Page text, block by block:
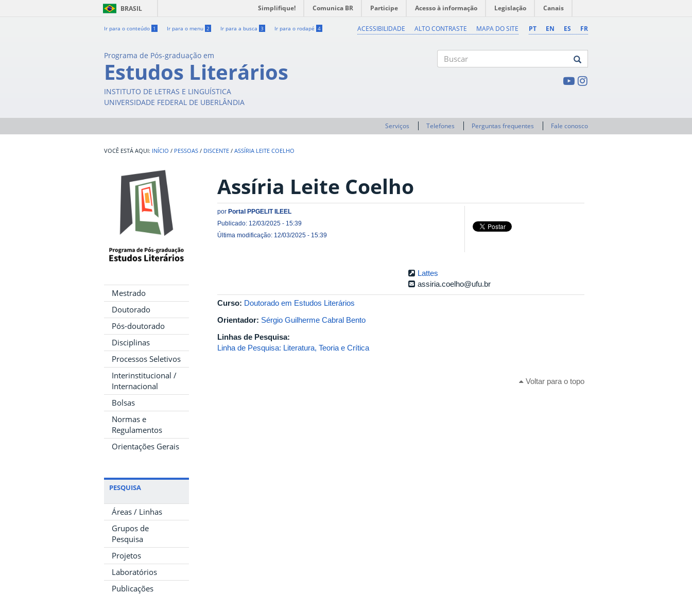
BRASIL Simplifique! Comunica BR Participe Acesso à informação Legislação Canais
Ir para o conteúdo 1 Ir para o menu 2 Ir para a busca 3 Ir para o rodapé 4 PT EN ES FR
ACESSIBILIDADE ALTO CONTRASTE MAPA DO SITE
Programa de Pós-graduação em
Estudos Literários
INSTITUTO DE LETRAS E LINGUÍSTICA
UNIVERSIDADE FEDERAL DE UBERLÂNDIA
Serviços Telefones Perguntas frequentes Fale conosco
INÍCIO / PESSOAS / DISCENTE / ASSÍRIA LEITE COELHO
Mestrado
Doutorado
Pós-doutorado
Disciplinas
Processos Seletivos
Interinstitucional /
Internacional
Bolsas
Normas e
Regulamentos
Orientações Gerais
PESQUISA
Áreas / Linhas
Grupos de
Pesquisa
Projetos
Laboratórios
Publicações
Assíria Leite Coelho
por Portal PPGELIT ILEEL
Publicado: 12/03/2025 - 15:39
Última modificação: 12/03/2025 - 15:39
Lattes
assiria.coelho@ufu.br
Curso: Doutorado em Estudos Literários
Orientador: Sérgio Guilherme Cabral Bento
Linhas de Pesquisa:
Linha de Pesquisa: Literatura, Teoria e Crítica
Voltar para o topo